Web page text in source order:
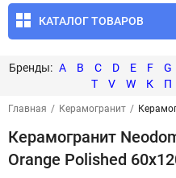
КАТАЛОГ ТОВАРОВ
A B C D E F G
T
V W К П
Главная / Керамогранит /
Керамогранит
Orange Polished